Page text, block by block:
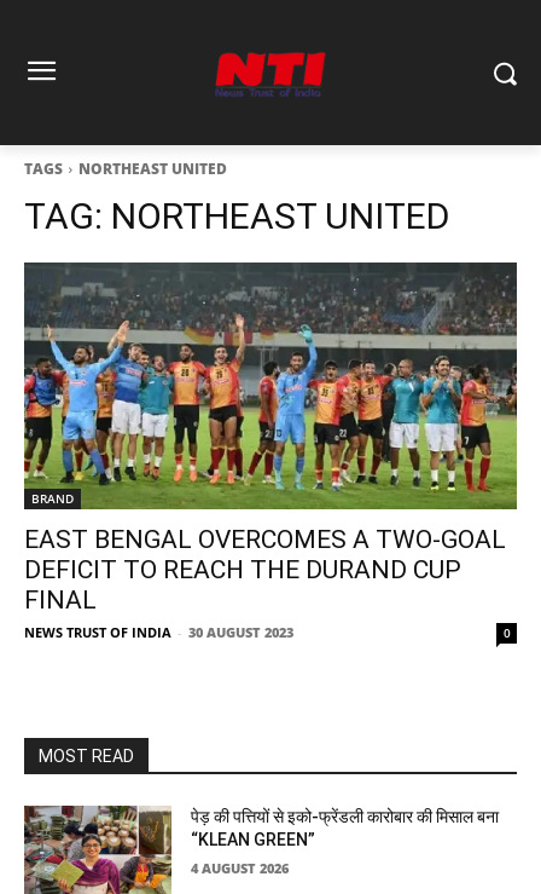
TAGS NORTHEAST UNITED
TAG: NORTHEAST UNITED
BRAND
EAST BENGAL OVERCOMES A TWO-GOAL
DEFICIT TO REACH THE DURAND CUP
FINAL
NEWS TRUST OF INDIA - 30 AUGUST 2023 0
MOST READ
पेड़ की पत्तियों से इको-फ्रेंडली कारोबार की मिसाल बना
“KLEAN GREEN”
4 AUGUST 2026